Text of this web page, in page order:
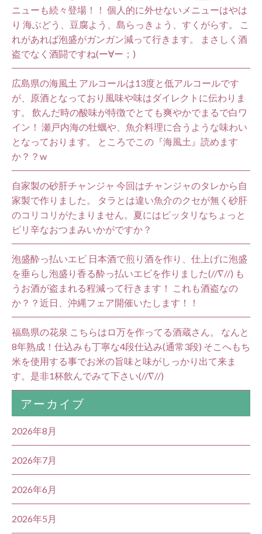
ニューも続々登場！！ 個人的に外せないメニューはやは
り 海ぶどう、豆腐よう、島らっきょう、すくがらす。 こ
れがあれば泡盛がガンガン減って行きます。 まさしく酒
盗でなく酒闘ですね(ー∀ー；)
広島県の海風土 アルコールは13度と低アルコールです
が、原酒となっており風味や味はダイレクトに伝わりま
す。 飲んだ時の酸味が特徴でとても爽やかでまるで白ワ
イン！ 瀬戸内海の牡蠣や、魚介料理に合うような味わい
となっております。 ところでこの『海風土』読めます
か？？w
自家製の砂肝チャンジャ 今回はチャンジャのタレから自
家製で作りました。 タラとは違い魚介のクセが無く砂肝
のコリコリがたまりません。夏にはピッタリなちょっと
ピリ辛なおつまみいかがですか？
泡盛酔っ払いエビ 日本酒で煎り酒を作り、仕上げに泡盛
を垂らし泡盛り香る酔っ払いエビを作りました(//∇//) も
うお酒が盗まれる程減って行きます！ これも酒盗なの
か？？近日、沖縄フェア開催いたします！！
福島県の花泉 こちらはロ万を作ってる酒蔵さん。 なんと
8年熟成！仕込みも丁寧な4段仕込み(通常3段) そこへもち
米を使用する事でお米の旨味と味がしっかり出て来ま
す。是非1杯飲んでみて下さい(//∇//)
アーカイブ
2026年8月
2026年7月
2026年6月
2026年5月